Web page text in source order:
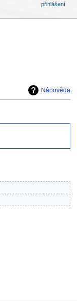
Nápověda
přihlášení